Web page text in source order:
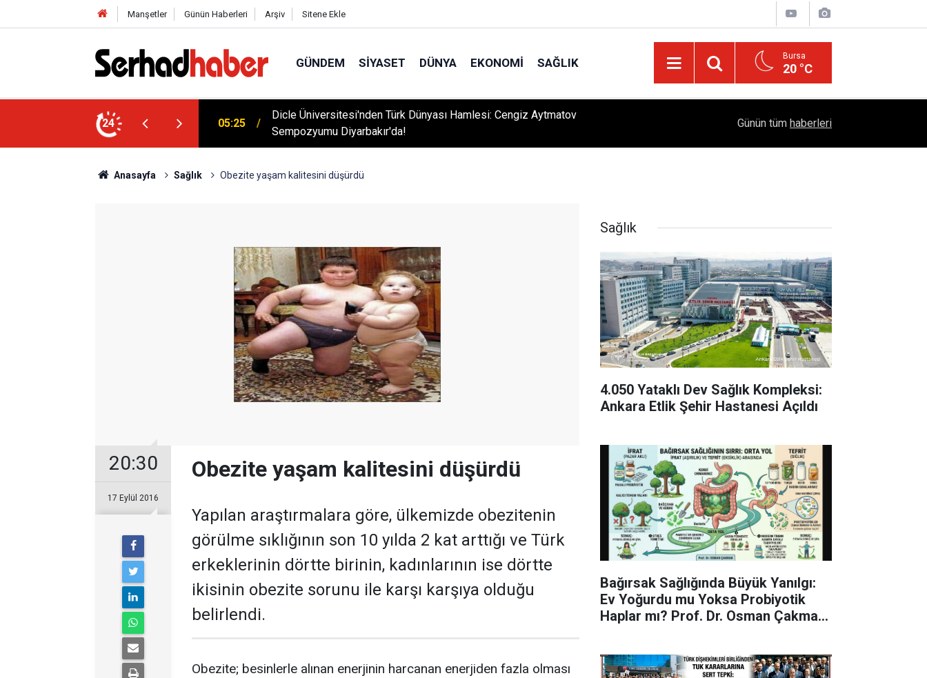
Manşetler Günün Haberleri Arşiv Sitene Ekle
GÜNDEM SIYASET DÜNYA EKONOMI SAĞLIK Bursa
20 °C
24
Hamlesi: Cengiz Aytmatov
05:18
Diyarbakır’ın Asırlık Edebiyat Hafızası: "Diyarbekir'de Edebî Muhitler" Kitabı
Çıktı
Kamuran Eronat Akademi Lansmanında
Günün tüm haberleri
Anasayfa Sağlık Obezite yaşam kalitesini düşürdü
20:30
17 Eylül 2016
Obezite yaşam kalitesini düşürdü
Yapılan araştırmalara göre, ülkemizde obezitenin
görülme sıklığının son 10 yılda 2 kat arttığı ve Türk
erkeklerinin dörtte birinin, kadınlarının ise dörtte
ikisinin obezite sorunu ile karşı karşıya olduğu
belirlendi.
Obezite; besinlerle alınan enerjinin harcanan enerjiden fazla olması
Sağlık
4.050 Yataklı Dev Sağlık Kompleksi:
Ankara Etlik Şehir Hastanesi Açıldı
Bağırsak Sağlığında Büyük Yanılgı:
Ev Yoğurdu mu Yoksa Probiyotik
Haplar mı? Prof. Dr. Osman Çakmak